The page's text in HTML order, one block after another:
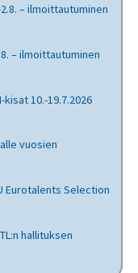
– ilmoittautuminen
– ilmoittautuminen
kisat 10.-19.7.2026
vuosien
Eurotalents Selection
hallituksen